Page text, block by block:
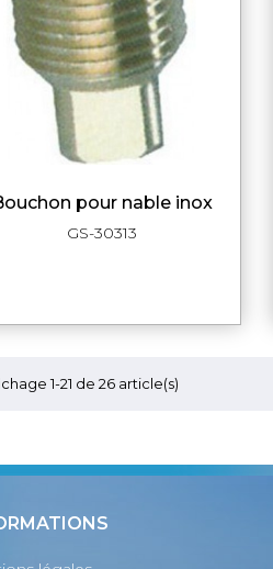
APERÇU RAPIDE
bouchon pour nable inox
GS-30313
1-21 de 26 article(s)